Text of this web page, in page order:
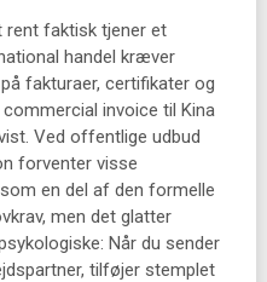
rent faktisk tjener et
handel kræver
fakturaer, certifikater og
invoice til Kina
Ved offentlige udbud
forventer visse
en del af den formelle
men det glatter
Når du sender
tilføjer stemplet